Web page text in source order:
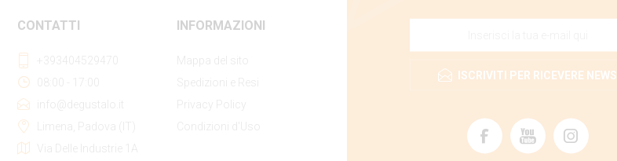
ISCRIVITI PER RICEVERE NEWS
CONTATTI
+393404529470
08:00 - 17:00
info@degustalo.it
Limena, Padova (IT)
Via Delle Industrie 1A
INFORMAZIONI
Mappa del sito
Spedizioni e Resi
Privacy Policy
Condizioni d'Uso